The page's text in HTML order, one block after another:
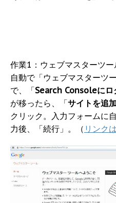
作業1：ウェブマスターツー
自動で「ウェブマスターツ
で、「Search Consoleにロ
が移ったら、「サイトを追
クリック。入力フォームに
力後、「続行」。（ リンク